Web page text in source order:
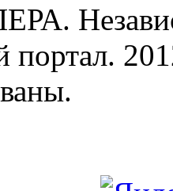
портал.